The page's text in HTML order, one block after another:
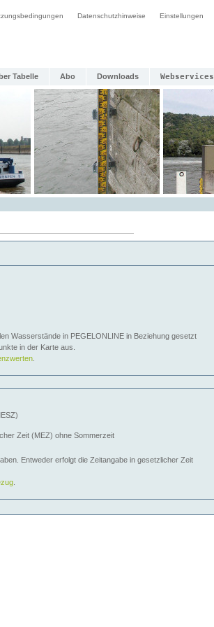
Datenschutzhinweise Einstellungen
Tabelle Abo Downloads Webservices
Wasserstände in PEGELONLINE in Beziehung gesetzt
in der Karte aus.
Zeit (MEZ) ohne Sommerzeit
Entweder erfolgt die Zeitangabe in gesetzlicher Zeit